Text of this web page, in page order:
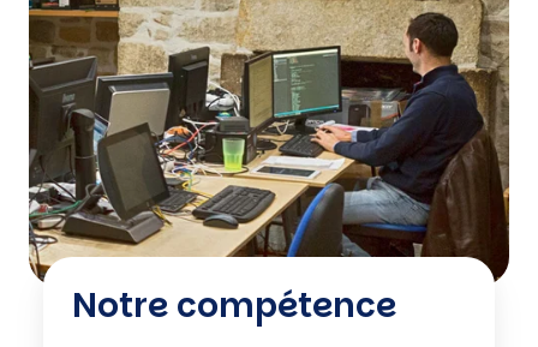
Notre compétence